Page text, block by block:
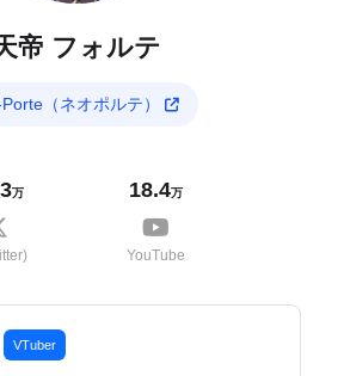
帝 フォルテ
（ネオポルテ）
万 18.4万
YouTube
VTuber